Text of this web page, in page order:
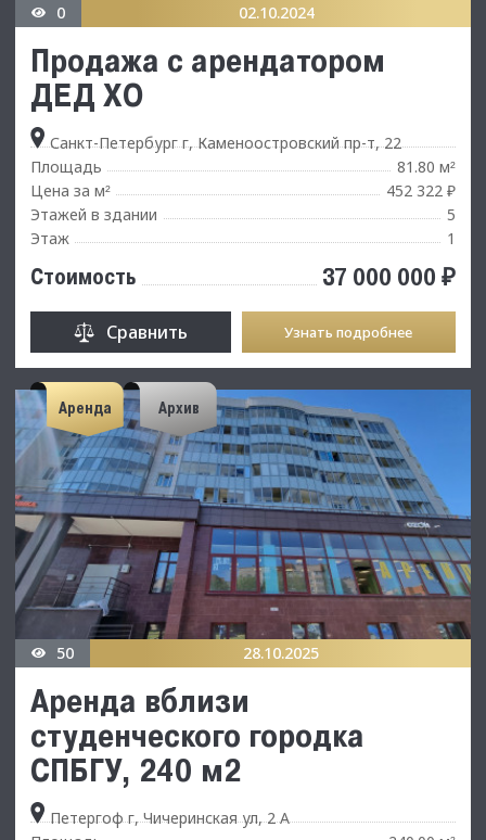
0 02.10.2024
Продажа с арендатором
ДЕД ХО
Санкт-Петербург г, Каменоостровский пр-т, 22
Площадь
81.80 м²
Цена за м²
452 322 ₽
Этажей в здании
5
Этаж
1
Стоимость 37 000 000 ₽
Сравнить Узнать подробнее
Аренда Архив
50 28.10.2025
Аренда вблизи
студенческого городка
СПБГУ, 240 м2
Петергоф г, Чичеринская ул, 2 А